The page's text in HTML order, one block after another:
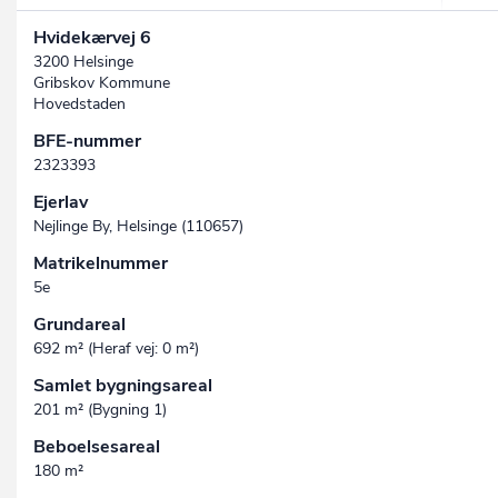
Hvidekærvej 6
3200 Helsinge
Gribskov Kommune
Hovedstaden
BFE-nummer
2323393
Ejerlav
Nejlinge By, Helsinge (110657)
Matrikelnummer
5e
Grundareal
692 m² (Heraf vej: 0 m²)
Samlet bygningsareal
201 m² (Bygning 1)
Beboelsesareal
180 m²